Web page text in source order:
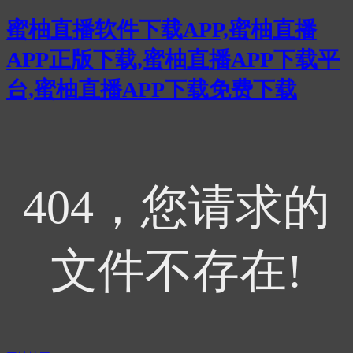
蜜柚直播软件下载APP,蜜柚直播
APP正版下载,蜜柚直播APP下载平
台,蜜柚直播APP下载免费下载
404，您请求的
文件不存在!